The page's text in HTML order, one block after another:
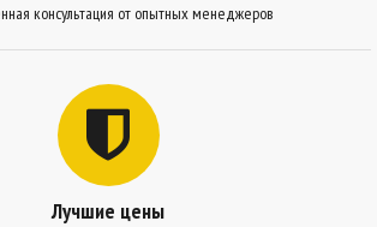
консультация от опытных менеджеров
Лучшие цены